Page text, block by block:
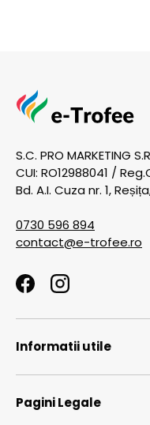
S.C. PRO MARKETING
CUI: RO12988041 /
Bd. A.I. Cuza nr. 1,
0730 596 894
contact@e-trofee.ro
FacebookInstagram
Informatii utile
Pagini Legale